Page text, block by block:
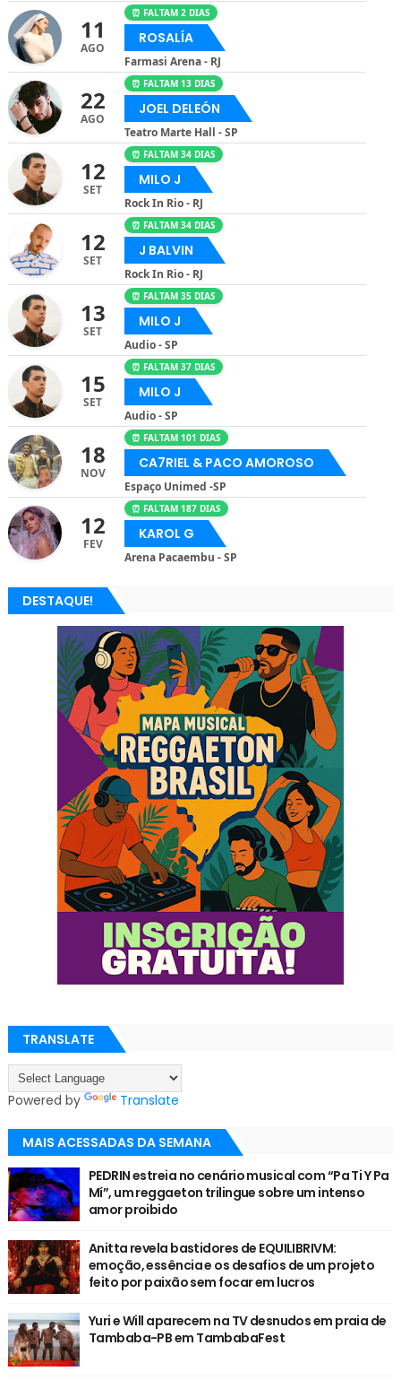
11
AGO
⏰ FALTAM 2 DIAS
ROSALÍA
Farmasi Arena - RJ
22
AGO
⏰ FALTAM 13 DIAS
JOEL DELEÓN
Teatro Marte Hall - SP
12
SET
⏰ FALTAM 34 DIAS
MILO J
Rock In Rio - RJ
12
SET
⏰ FALTAM 34 DIAS
J BALVIN
Rock In Rio - RJ
13
SET
⏰ FALTAM 35 DIAS
MILO J
Audio - SP
15
SET
⏰ FALTAM 37 DIAS
MILO J
Audio - SP
18
NOV
⏰ FALTAM 101 DIAS
CA7RIEL & PACO AMOROSO
Espaço Unimed -SP
12
FEV
⏰ FALTAM 187 DIAS
KAROL G
Arena Pacaembu - SP
DESTAQUE!
TRANSLATE
Powered by Translate
MAIS ACESSADAS DA SEMANA
PEDRIN estreia no cenário musical com “Pa Ti Y Pa
Mí”, um reggaeton trilingue sobre um intenso
amor proibido
Anitta revela bastidores de EQUILIBRIVM:
emoção, essência e os desafios de um projeto
feito por paixão sem focar em lucros
Yuri e Will aparecem na TV desnudos em praia de
Tambaba-PB em TambabaFest